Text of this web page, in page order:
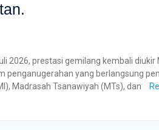
2026, prestasi gemilang kembali
penganugerahan yang berlangsung
Madrasah Tsanawiyah (MTs), dan